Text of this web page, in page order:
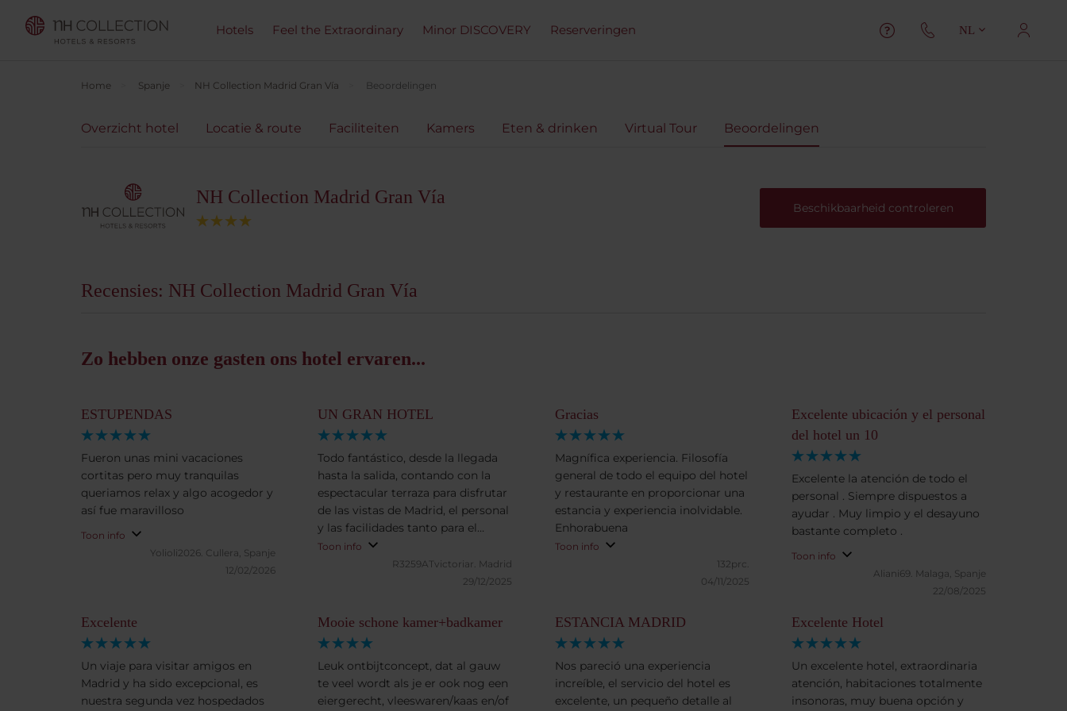
Hotels Feel the Extraordinary Minor DISCOVERY Reserveringen NL
Home Spanje NH Collection Madrid Gran Vía Beoordelingen
Overzicht hotel Locatie & route Faciliteiten Kamers Eten & drinken Virtual Tour Beoordelingen
NH Collection Madrid Gran Vía
Beschikbaarheid controleren
Recensies: NH Collection Madrid Gran Vía
Zo hebben onze gasten ons hotel ervaren...
Mooie schone kamer+badkamer
Leuk ontbijtconcept, dat al gauw
te veel wordt als je er ook nog een
eiergerecht, vleeswaren/kaas en/of
ESTANCIA MADRID
Nos pareció una experiencia
increíble, el servicio del hotel es
excelente, un pequeño detalle al
Excelente Hotel
Un excelente hotel, extraordinaria
atención, habitaciones totalmente
insonoras, muy buena opción y
ESTUPENDAS
Fueron unas mini vacaciones
cortitas pero muy tranquilas
queriamos relax y algo acogedor y
así fue maravilloso
Toon info
Yolioli2026. Cullera, Spanje
12/02/2026
UN GRAN HOTEL
Todo fantástico, desde la llegada
hasta la salida, contando con la
espectacular terraza para disfrutar
de las vistas de Madrid, el personal
y las facilidades tanto para el
alojamiento como en restauración.
Además de ser super amables con
mi labrador, con el que todo el
cercano, lo que se agradece
Toon info
R3259ATvictoriar. Madrid
29/12/2025
Gracias
Magnífica experiencia. Filosofía
general de todo el equipo del hotel
y restaurante en proporcionar una
estancia y experiencia inolvidable.
Enhorabuena
Toon info
132prc.
04/11/2025
Excelente ubicación y el personal
del hotel un 10
Excelente la atención de todo el
personal . Siempre dispuestos a
ayudar . Muy limpio y el desayuno
bastante completo .
Toon info
Aliani69. Malaga, Spanje
22/08/2025
Excelente
Un viaje para visitar amigos en
Madrid y ha sido excepcional, es
nuestra segunda vez hospedados